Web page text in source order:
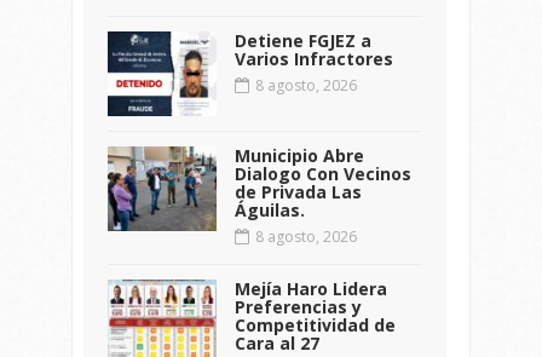
Detiene FGJEZ a
Varios Infractores
8 agosto, 2026
Municipio Abre
Dialogo Con Vecinos
de Privada Las
Águilas.
8 agosto, 2026
Mejía Haro Lidera
Preferencias y
Competitividad de
Cara al 27